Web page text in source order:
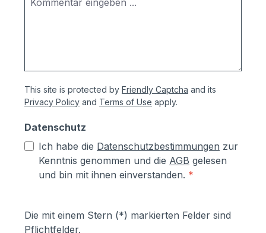
This site is protected by Friendly Captcha and its
Privacy Policy and Terms of Use apply.
Datenschutz
Ich habe die Datenschutzbestimmungen zur
Kenntnis genommen und die AGB gelesen
und bin mit ihnen einverstanden. *
Die mit einem Stern (*) markierten Felder sind
Pflichtfelder.